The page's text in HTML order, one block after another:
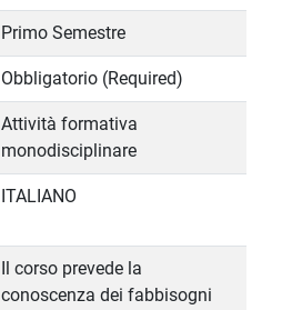
Primo Semestre
Obbligatorio (Required)
Attività formativa
monodisciplinare
ITALIANO
Il corso prevede la
conoscenza dei fabbisogni